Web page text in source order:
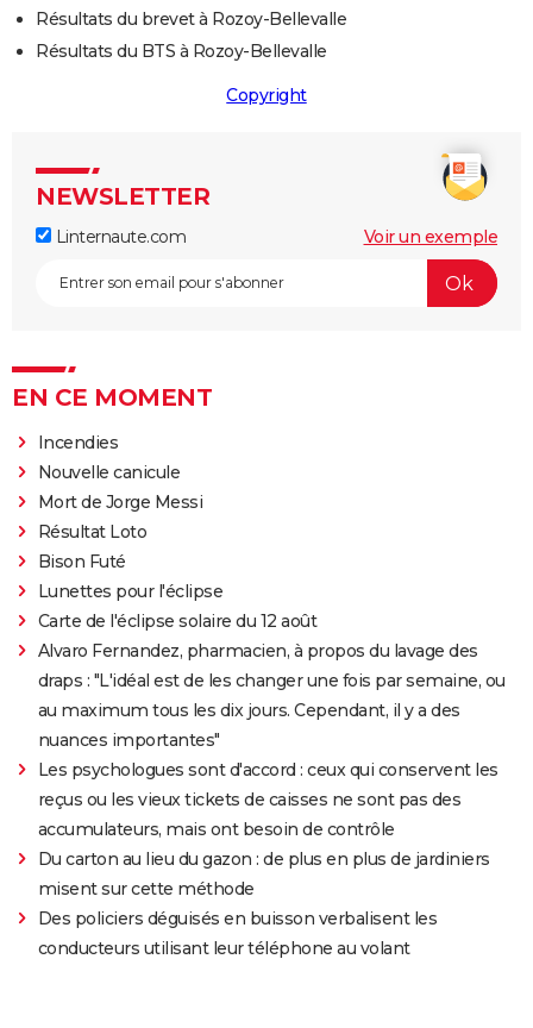
Résultats du brevet à Rozoy-Bellevalle
Résultats du BTS à Rozoy-Bellevalle
Copyright
NEWSLETTER
Linternaute.com Voir un exemple
EN CE MOMENT
Incendies
Nouvelle canicule
Mort de Jorge Messi
Résultat Loto
Bison Futé
Lunettes pour l'éclipse
Carte de l'éclipse solaire du 12 août
Alvaro Fernandez, pharmacien, à propos du lavage des
draps : "L'idéal est de les changer une fois par semaine, ou
au maximum tous les dix jours. Cependant, il y a des
nuances importantes"
Les psychologues sont d'accord : ceux qui conservent les
reçus ou les vieux tickets de caisses ne sont pas des
accumulateurs, mais ont besoin de contrôle
Du carton au lieu du gazon : de plus en plus de jardiniers
misent sur cette méthode
Des policiers déguisés en buisson verbalisent les
conducteurs utilisant leur téléphone au volant